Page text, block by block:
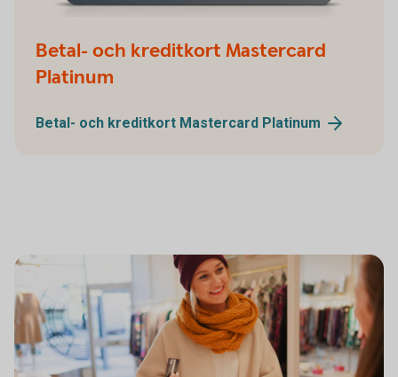
Betal- och kreditkort Mastercard
Platinum
Betal- och kreditkort Mastercard Platinum